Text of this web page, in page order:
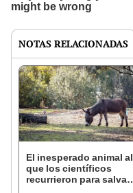
NOTAS RELACIONADAS
El inesperado animal al
que los científicos
recurrieron para salvar